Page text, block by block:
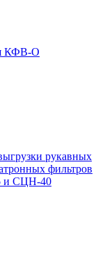
КФВ-О
рукавных
фильтров
и СЦН-40